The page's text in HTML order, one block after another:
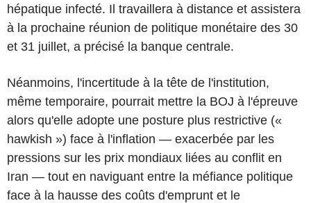
hépatique infecté. Il travaillera à distance et assistera
à la prochaine réunion de politique monétaire des 30
et 31 juillet, a précisé la banque centrale.
Néanmoins, l'incertitude à la tête de l'institution,
même temporaire, pourrait mettre la BOJ à l'épreuve
alors qu'elle adopte une posture plus restrictive («
hawkish ») face à l'inflation — exacerbée par les
pressions sur les prix mondiaux liées au conflit en
Iran — tout en naviguant entre la méfiance politique
face à la hausse des coûts d'emprunt et le